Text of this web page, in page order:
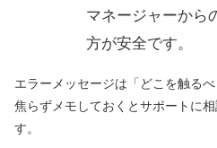
マネージャーから
方が安全です。
エラーメッセージは「どこを触る
焦らずメモしておくとサポートに
す。